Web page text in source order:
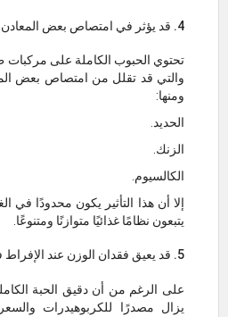
4. قد يؤثر في امتصاص بعض المعادن
تحتوي الحبوب الكاملة على مركبات
والتي قد تقلل من امتصاص بعض
ومنها:
الحديد.
الزنك.
الكالسيوم.
إلا أن هذا التأثير يكون محدودًا في
يتبعون نظامًا غذائيًا متوازنًا ومتنوعًا.
5. قد يعيق فقدان الوزن عند الإفراط في تناوله
على الرغم من أن دقيق الحبة
يزال مصدرًا للكربوهيدرات